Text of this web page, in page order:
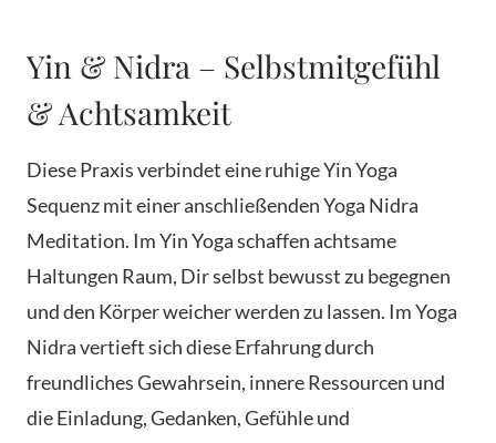
Yin & Nidra – Selbstmitgefühl
& Achtsamkeit
Diese Praxis verbindet eine ruhige Yin Yoga
Sequenz mit einer anschließenden Yoga Nidra
Meditation. Im Yin Yoga schaffen achtsame
Haltungen Raum, Dir selbst bewusst zu begegnen
und den Körper weicher werden zu lassen. Im Yoga
Nidra vertieft sich diese Erfahrung durch
freundliches Gewahrsein, innere Ressourcen und
die Einladung, Gedanken, Gefühle und